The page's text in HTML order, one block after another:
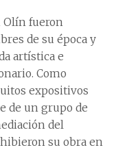
Olín fueron
de su época y
artística e
Como
expositivos
de un grupo de
del
su obra en